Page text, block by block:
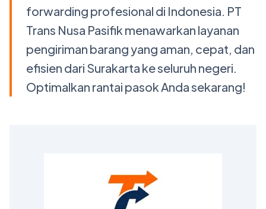
forwarding profesional di Indonesia. PT
Trans Nusa Pasifik menawarkan layanan
pengiriman barang yang aman, cepat, dan
efisien dari Surakarta ke seluruh negeri.
Optimalkan rantai pasok Anda sekarang!